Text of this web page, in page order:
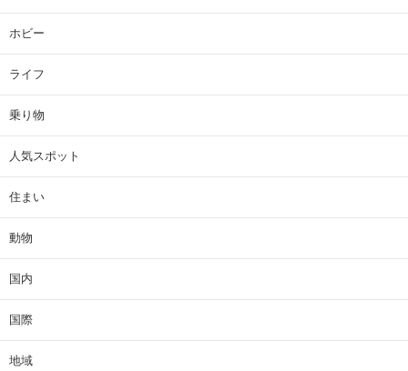
ホビー
ライフ
乗り物
人気スポット
住まい
動物
国内
国際
地域